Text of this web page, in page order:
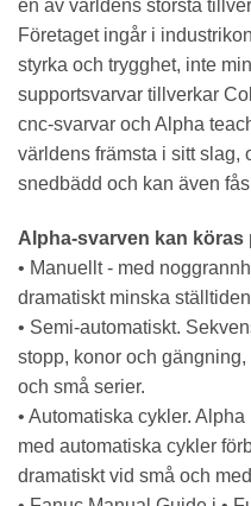
en av världens största
Företaget ingår i
styrka och trygghet, inte
supportsvarvar tillverkar
cnc-svarvar och Alpha
världens främsta i sitt slag,
snedbädd och kan även
Alpha-svarven kan köras
• Manuellt - med
dramatiskt minska
• Semi-automatiskt.
stopp, konor och
och små serier.
• Automatiska cykler.
med automatiska cykler
dramatiskt vid små och